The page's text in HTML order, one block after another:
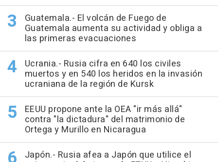
Guatemala.- El volcán de Fuego de
Guatemala aumenta su actividad y obliga a
las primeras evacuaciones
Ucrania.- Rusia cifra en 640 los civiles
muertos y en 540 los heridos en la invasión
ucraniana de la región de Kursk
EEUU propone ante la OEA "ir más allá"
contra "la dictadura" del matrimonio de
Ortega y Murillo en Nicaragua
Japón.- Rusia afea a Japón que utilice el